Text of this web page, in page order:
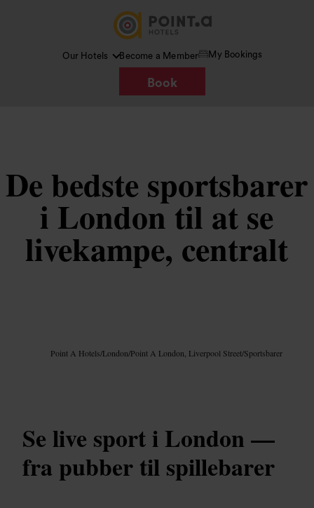
Our Hotels Become a Member My Bookings
Book
De bedste sportsbarer
i London til at se
livekampe, centralt
Point A Hotels/London/Point A London, Liverpool Street/Sportsbarer
Se live sport i London —
fra pubber til spillebarer